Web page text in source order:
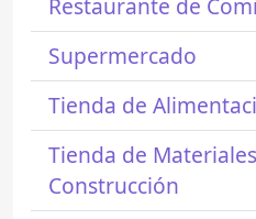
Restaurante de
Supermercado
Tienda de
Tienda de
Construcción